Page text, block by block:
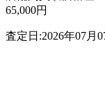
65,000円
査定日:2026年07月